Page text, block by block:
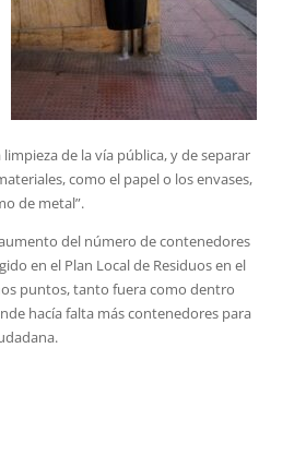
de la vía pública, y de separar
como el papel o los envases,
de metal”.
del número de contenedores
en el Plan Local de Residuos en el
puntos, tanto fuera como dentro
hacía falta más contenedores para